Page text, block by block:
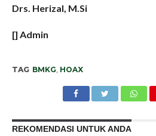
Drs. Herizal, M.Si
[] Admin
TAG BMKG HOAX
REKOMENDASI UNTUK ANDA